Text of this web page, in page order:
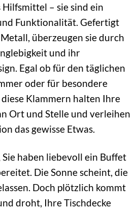
– sie sind ein
Funktionalität. Gefertigt
überzeugen sie durch
und ihr
Egal ob für den täglichen
oder für besondere
Klammern halten Ihre
Ort und Stelle und verleihen
das gewisse Etwas.
Sie haben liebevoll ein Buffet
Die Sonne scheint, die
Doch plötzlich kommt
droht, Ihre Tischdecke